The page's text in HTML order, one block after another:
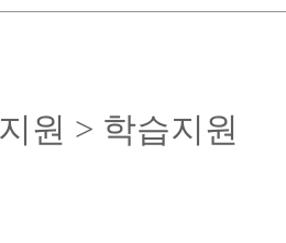
원 > 학습지원